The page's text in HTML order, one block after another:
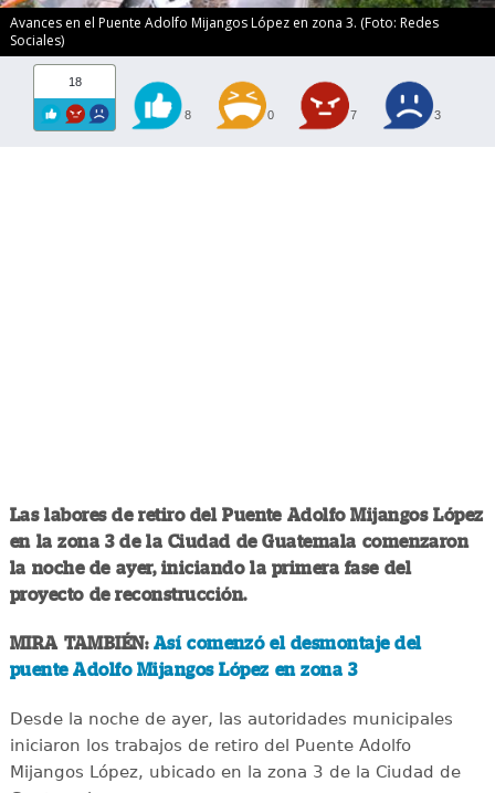
Avances en el Puente Adolfo Mijangos López en zona 3. (Foto: Redes
Sociales)
18
8 0 7 3
Las labores de retiro del Puente Adolfo Mijangos López
en la zona 3 de la Ciudad de Guatemala comenzaron
la noche de ayer, iniciando la primera fase del
proyecto de reconstrucción.
MIRA TAMBIÉN:Así comenzó el desmontaje del
puente Adolfo Mijangos López en zona 3
Desde la noche de ayer, las autoridades municipales
iniciaron los trabajos de retiro del Puente Adolfo
Mijangos López, ubicado en la zona 3 de la Ciudad de